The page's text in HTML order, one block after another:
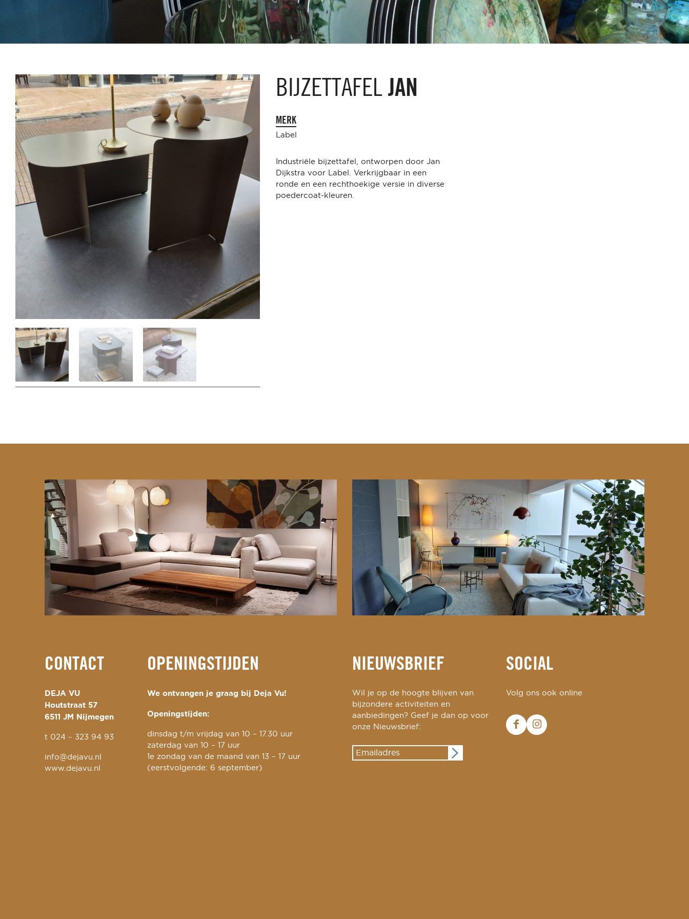
BIJZETTAFEL JAN
MERK
Label
Industriële bijzettafel, ontworpen door Jan
Dijkstra voor Label. Verkrijgbaar in een
ronde en een rechthoekige versie in diverse
poedercoat-kleuren.
CONTACT
DEJA VU
Houtstraat 57
6511 JM Nijmegen
t 024 – 323 94 93
info@dejavu.nl
www.dejavu.nl
OPENINGSTIJDEN
We ontvangen je graag bij Deja Vu!
Openingstijden:
dinsdag t/m vrijdag van 10 – 17.30 uur
zaterdag van 10 – 17 uur
1e zondag van de maand van 13 – 17 uur
(eerstvolgende: 6 september)
NIEUWSBRIEF
Wil je op de hoogte blijven van
bijzondere activiteiten en
aanbiedingen? Geef je dan op voor
onze Nieuwsbrief:
SOCIAL
Volg ons ook online